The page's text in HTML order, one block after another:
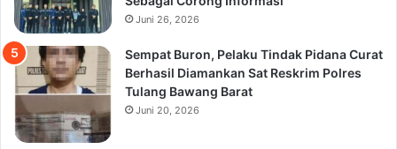
Juni 26, 2026
Sempat Buron, Pelaku Tindak Pidana Curat
Berhasil Diamankan Sat Reskrim Polres
Tulang Bawang Barat
Juni 20, 2026